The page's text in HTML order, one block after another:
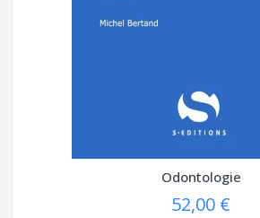
Odontologie
52,00 €